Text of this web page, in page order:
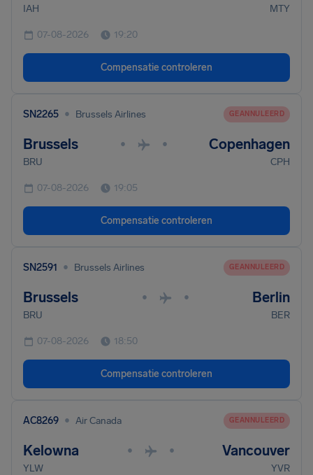
IAH MTY
07-08-2026 19:20
Compensatie controleren
SN2265 • Brussels Airlines GEANNULEERD
Brussels • • Copenhagen
BRU CPH
07-08-2026 19:05
Compensatie controleren
SN2591 • Brussels Airlines GEANNULEERD
Brussels • • Berlin
BRU BER
07-08-2026 18:50
Compensatie controleren
AC8269 • Air Canada GEANNULEERD
Kelowna • • Vancouver
YLW YVR